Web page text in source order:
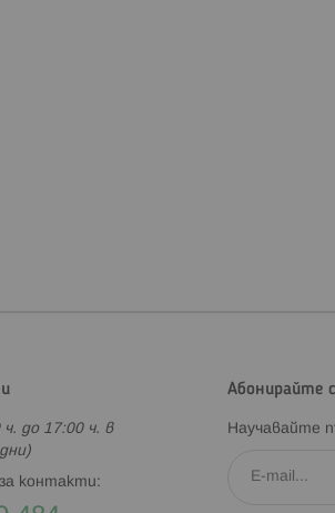
до 17:00 ч. в
контакти:
Абонирайте
Научавайте